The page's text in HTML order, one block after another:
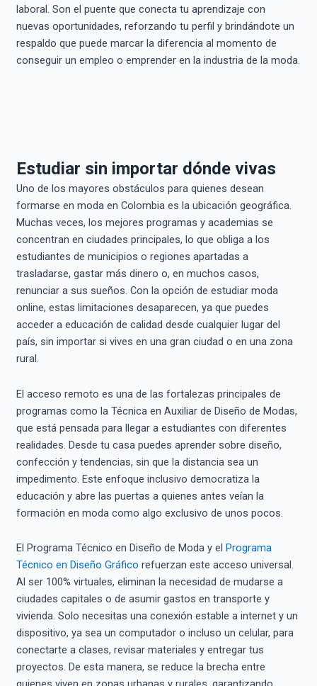
laboral. Son el puente que conecta tu aprendizaje con
nuevas oportunidades, reforzando tu perfil y brindándote un
respaldo que puede marcar la diferencia al momento de
conseguir un empleo o emprender en la industria de la moda.
Estudiar sin importar dónde vivas
Uno de los mayores obstáculos para quienes desean
formarse en moda en Colombia es la ubicación geográfica.
Muchas veces, los mejores programas y academias se
concentran en ciudades principales, lo que obliga a los
estudiantes de municipios o regiones apartadas a
trasladarse, gastar más dinero o, en muchos casos,
renunciar a sus sueños. Con la opción de estudiar moda
online, estas limitaciones desaparecen, ya que puedes
acceder a educación de calidad desde cualquier lugar del
país, sin importar si vives en una gran ciudad o en una zona
rural.
El acceso remoto es una de las fortalezas principales de
programas como la Técnica en Auxiliar de Diseño de Modas,
que está pensada para llegar a estudiantes con diferentes
realidades. Desde tu casa puedes aprender sobre diseño,
confección y tendencias, sin que la distancia sea un
impedimento. Este enfoque inclusivo democratiza la
educación y abre las puertas a quienes antes veían la
formación en moda como algo exclusivo de unos pocos.
El Programa Técnico en Diseño de Moda y el Programa
Técnico en Diseño Gráfico refuerzan este acceso universal.
Al ser 100% virtuales, eliminan la necesidad de mudarse a
ciudades capitales o de asumir gastos en transporte y
vivienda. Solo necesitas una conexión estable a internet y un
dispositivo, ya sea un computador o incluso un celular, para
conectarte a clases, revisar materiales y entregar tus
proyectos. De esta manera, se reduce la brecha entre